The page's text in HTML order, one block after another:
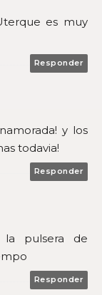
es muy
Responder
y los
todavia!
Responder
pulsera de
Responder